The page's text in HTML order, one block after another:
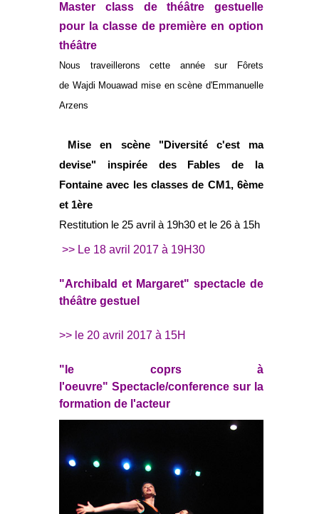
Master class de théâtre gestuelle
pour la classe de première en option
théâtre
Nous traveillerons cette année sur Fôrets
de Wajdi Mouawad mise en scène d'Emmanuelle
Arzens
Mise en scène "Diversité c'est ma
devise" inspirée des Fables de la
Fontaine avec les classes de CM1, 6ème
et 1ère
Restitution le 25 avril à 19h30 et le 26 à 15h
>> Le 18 avril 2017 à 19H30
"Archibald et Margaret" spectacle de
théâtre gestuel
>> le 20 avril 2017 à 15H
"le coprs à
l'oeuvre" Spectacle/conference sur la
formation de l'acteur